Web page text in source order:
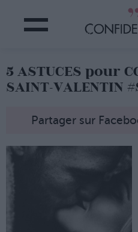
5 ASTUCES pour
SAINT-VALENTIN
Partager sur